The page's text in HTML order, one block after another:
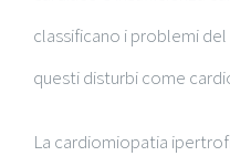
classificano i problemi
questi disturbi come
La cardiomiopatia